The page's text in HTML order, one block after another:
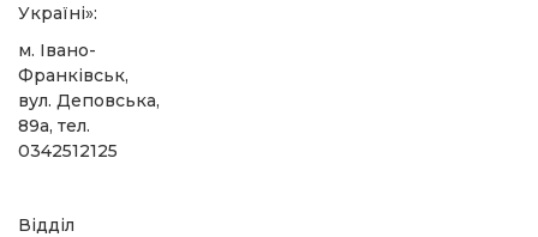
Україні»:
м. Івано-
Франківськ,
вул. Деповська,
89а, тел.
0342512125
Відділ